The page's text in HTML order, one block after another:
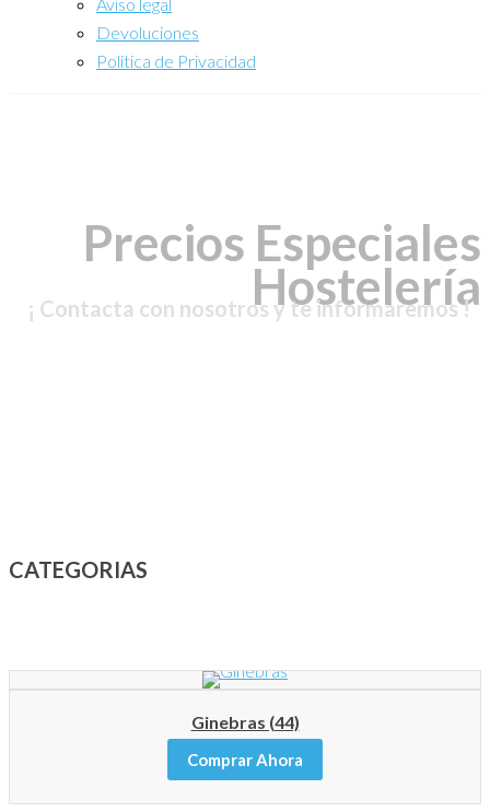
Devoluciones
Politica de Privacidad
Precios Especiales
Hostelería
¡ Contacta con nosotros y te informaremos !
CATEGORIAS
Ginebras (44)
Comprar Ahora